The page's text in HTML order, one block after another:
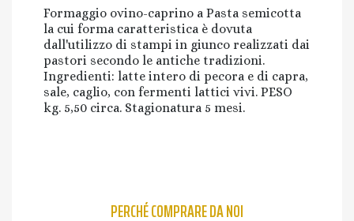
Formaggio ovino-caprino a Pasta semicotta
la cui forma caratteristica è dovuta
dall'utilizzo di stampi in giunco realizzati dai
pastori secondo le antiche tradizioni.
Ingredienti: latte intero di pecora e di capra,
sale, caglio, con fermenti lattici vivi. PESO
kg. 5,50 circa. Stagionatura 5 mesi.
PERCHÉ COMPRARE DA NOI